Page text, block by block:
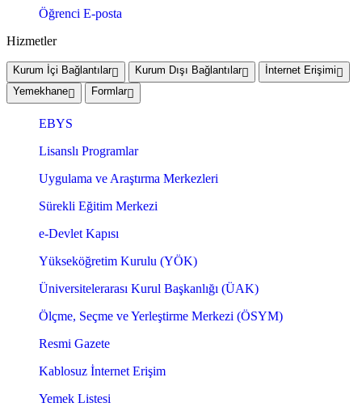
Öğrenci E-posta
Hizmetler
Kurum İçi Bağlantılar Kurum Dışı Bağlantılar
İnternet Erişimi
Yemekhane
Formlar
EBYS
Lisanslı Programlar
Uygulama ve Araştırma Merkezleri
Sürekli Eğitim Merkezi
e-Devlet Kapısı
Yükseköğretim Kurulu (YÖK)
Üniversitelerarası Kurul Başkanlığı (ÜAK)
Ölçme, Seçme ve Yerleştirme Merkezi (ÖSYM)
Resmi Gazete
Kablosuz İnternet Erişim
Yemek Listesi